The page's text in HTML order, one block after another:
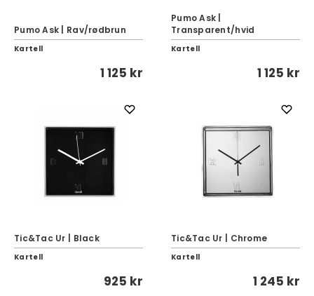
Pumo Ask | Rav/rødbrun
Kartell
1 125 kr
Pumo Ask |
Transparent/hvid
Kartell
1 125 kr
Tic&Tac Ur | Black
Kartell
925 kr
Tic&Tac Ur | Chrome
Kartell
1 245 kr